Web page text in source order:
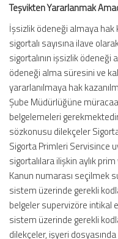
Teşvikten Yararlanmak
İşsizlik ödeneği almaya hak
sigortalı sayısına ilave
sigortalının işsizlik ödeneği
ödeneği alma süresini ve
yararlanılmaya hak
Şube Müdürlüğüne
belgelemeleri
sözkonusu dilekçeler
Sigorta Primleri Servisince
sigortalılara ilişkin aylık
Kanun numarası seçilmek
sistem üzerinde gerekli
belgeler supervizöre intikal
sistem üzerinde gerekli
dilekçeler, işyeri